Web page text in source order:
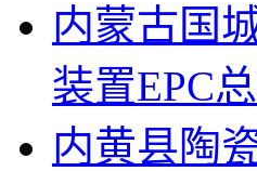
内蒙古国
装置EPC
内黄县陶